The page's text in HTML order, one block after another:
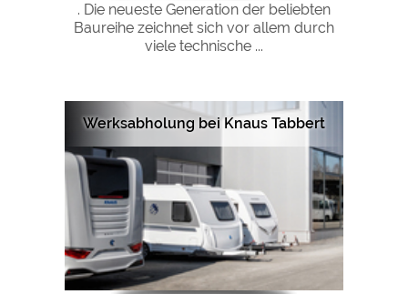
. Die neueste Generation der beliebten
Baureihe zeichnet sich vor allem durch
viele technische ...
Werksabholung bei Knaus Tabbert